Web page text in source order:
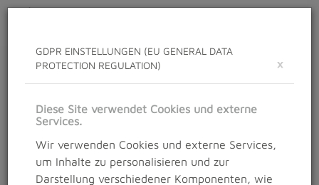
NEWS
Neuigkeiten rund um das Salzburg Trailrunning
Festival
Details
10. Oktober 2020
GDPR EINSTELLUNGEN (EU GENERAL DATA
PROTECTION REGULATION)
×
Diese Site verwendet Cookies und externe
Services.
Wir verwenden Cookies und externe Services,
um Inhalte zu personalisieren und zur
Darstellung verschiedener Komponenten, wie